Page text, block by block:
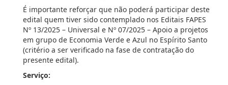
É importante reforçar que não poderá participar deste
edital quem tiver sido contemplado nos Editais FAPES
Nº 13/2025 – Universal e Nº 07/2025 – Apoio a projetos
em grupo de Economia Verde e Azul no Espírito Santo
(critério a ser verificado na fase de contratação do
presente edital).
Serviço: